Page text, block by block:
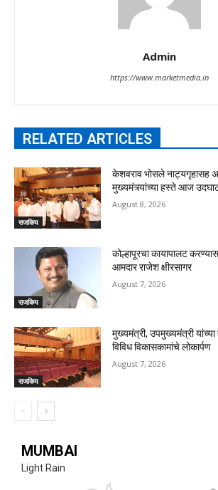
Admin
https://www.marketmedia.in
RELATED ARTICLES
राजकिय
केशवराव भोसले नाट्यगृहासह
मुख्यमंत्र्यांच्या हस्ते आज
August 8, 2026
राजकिय
कोल्हापूरचा कायापालट
आमदार राजेश क्षीरसागर
August 7, 2026
राजकिय
मुख्यमंत्री, उपमुख्यमंत्री यांच्या
विविध विकासकामांचे लोकार्पण
August 7, 2026
MUMBAI
Light Rain